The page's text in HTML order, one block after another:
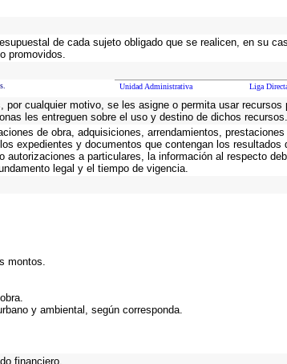
de cada sujeto obligado que se realicen, en su
promovidos.
Unidad Administrativa Liga
cualquier motivo, se les asigne o permita usar
les entreguen sobre el uso y destino de dichos recursos.
de obra, adquisiciones, arrendamientos,
expedientes y documentos que contengan los resultados
a particulares, la información al respecto
legal y el tiempo de vigencia.
montos.
y ambiental, según corresponda.
financiero.